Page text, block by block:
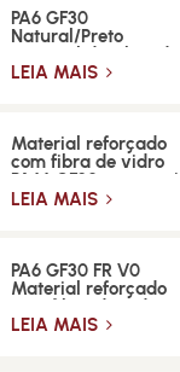
PA6 GF30
Natural/Preto
Material de Fibra de
Vidro de Alta
LEIA MAIS
Material reforçado
com fibra de vidro
PA66 GF30 para
resistência e
LEIA MAIS
PA6 GF30 FR V0
Material reforçado
com fibra de vidro
retardante de
LEIA MAIS